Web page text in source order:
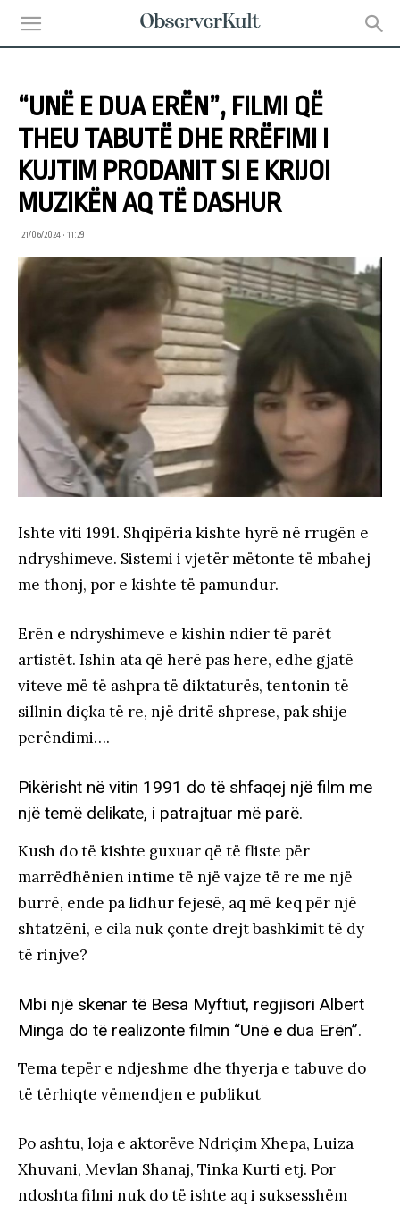
“UNË E DUA ERËN”, FILMI QË
THEU TABUTË DHE RRËFIMI I
KUJTIM PRODANIT SI E KRIJOI
MUZIKËN AQ TË DASHUR
21/06/2024 • 11:29
Ishte viti 1991. Shqipëria kishte hyrë në rrugën e
ndryshimeve. Sistemi i vjetër mëtonte të mbahej
me thonj, por e kishte të pamundur.
Erën e ndryshimeve e kishin ndier të parët
artistët. Ishin ata që herë pas here, edhe gjatë
viteve më të ashpra të diktaturës, tentonin të
sillnin diçka të re, një dritë shprese, pak shije
perëndimi….
Pikërisht në vitin 1991 do të shfaqej një film me
një temë delikate, i patrajtuar më parë.
Kush do të kishte guxuar që të fliste për
marrëdhënien intime të një vajze të re me një
burrë, ende pa lidhur fejesë, aq më keq për një
shtatzëni, e cila nuk çonte drejt bashkimit të dy
të rinjve?
Mbi një skenar të Besa Myftiut, regjisori Albert
Minga do të realizonte filmin “Unë e dua Erën”.
Tema tepër e ndjeshme dhe thyerja e tabuve do
të tërhiqte vëmendjen e publikut
Po ashtu, loja e aktorëve Ndriçim Xhepa, Luiza
Xhuvani, Mevlan Shanaj, Tinka Kurti etj. Por
ndoshta filmi nuk do të ishte aq i suksesshëm